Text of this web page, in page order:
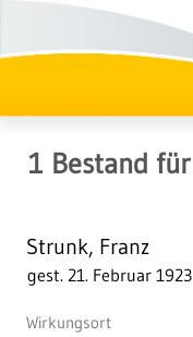
1 Bestand für
Strunk, Franz
gest. 21. Februar 1923
Wirkungsort